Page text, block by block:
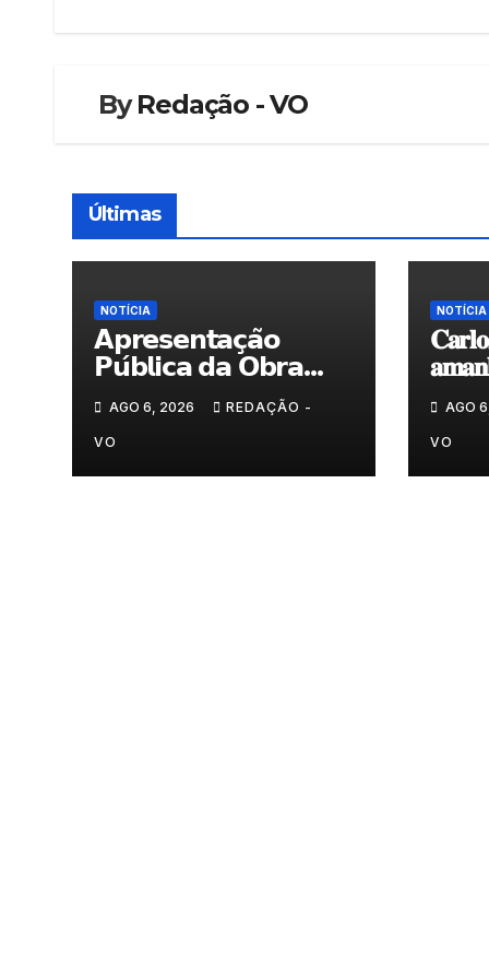
ByRedação - VO
Últimas
NOTÍCIA
𝗔𝗽𝗿𝗲𝘀𝗲𝗻𝘁𝗮𝗰̧𝗮̃𝗼
𝗣𝘂́𝗯𝗹𝗶𝗰𝗮 𝗱𝗮 𝗢𝗯𝗿𝗮
𝗙𝗲𝗹𝗶𝗰𝗶𝗱𝗮𝗱𝗲 𝗲 𝗲𝗹𝗮
𝗺𝗼𝗿𝗮 𝗰𝗼𝗺𝗶𝗴𝗼”
AGO 6, 2026 REDAÇÃO -
VO
NOTÍCIA
AGO
VO